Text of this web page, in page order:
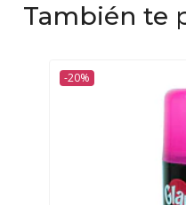
También te
-20%